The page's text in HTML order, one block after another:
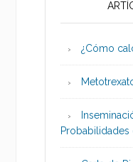
¿Cómo
Probabilidades